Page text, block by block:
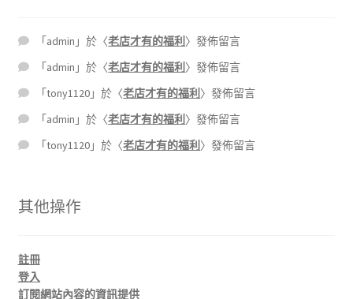
「admin 」於〈老店才有的福利 〉發佈留言
「admin 」於〈老店才有的福利 〉發佈留言
「tony1120 」於〈老店才有的福利 〉發佈留言
「admin 」於〈老店才有的福利 〉發佈留言
「tony1120 」於〈老店才有的福利 〉發佈留言
其他操作
註冊
登入
訂閱網站內容的資訊提供